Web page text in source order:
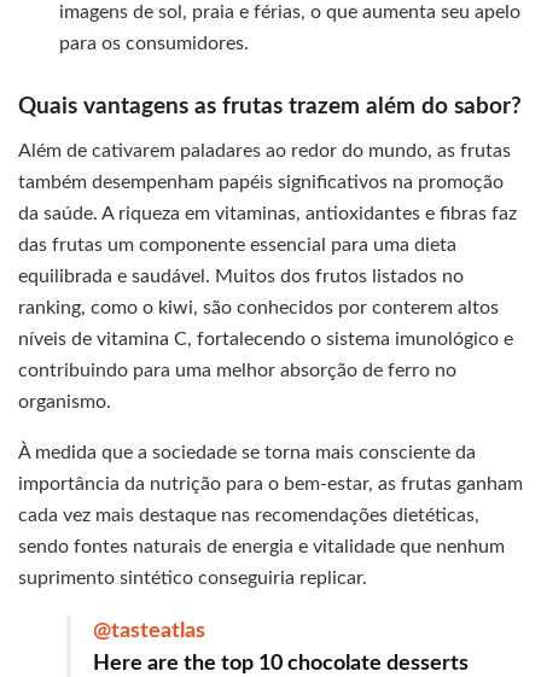
imagens de sol, praia e férias, o que aumenta seu apelo
para os consumidores.
Quais vantagens as frutas trazem além do sabor?
Além de cativarem paladares ao redor do mundo, as frutas
também desempenham papéis significativos na promoção
da saúde. A riqueza em vitaminas, antioxidantes e fibras faz
das frutas um componente essencial para uma dieta
equilibrada e saudável. Muitos dos frutos listados no
ranking, como o kiwi, são conhecidos por conterem altos
níveis de vitamina C, fortalecendo o sistema imunológico e
contribuindo para uma melhor absorção de ferro no
organismo.
À medida que a sociedade se torna mais consciente da
importância da nutrição para o bem-estar, as frutas ganham
cada vez mais destaque nas recomendações dietéticas,
sendo fontes naturais de energia e vitalidade que nenhum
suprimento sintético conseguiria replicar.
@tasteatlas
Here are the top 10 chocolate desserts